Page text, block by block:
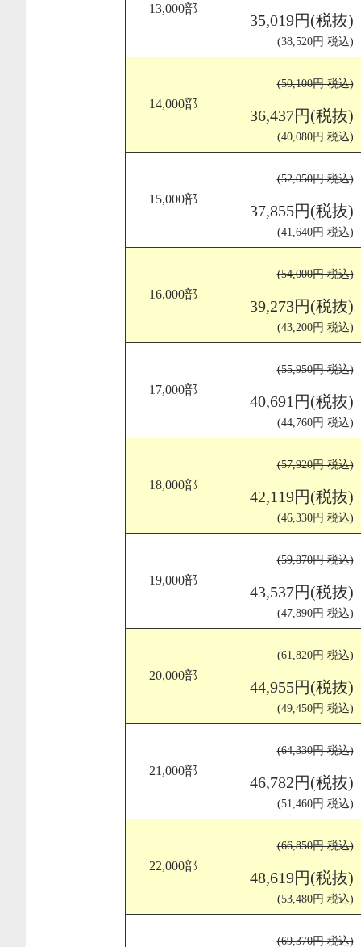
13,000部
35,019円(税抜)
(38,520円 税込)
14,000部
(50,100円 税込)
36,437円(税抜)
(40,080円 税込)
15,000部
(52,050円 税込)
37,855円(税抜)
(41,640円 税込)
16,000部
(54,000円 税込)
39,273円(税抜)
(43,200円 税込)
17,000部
(55,950円 税込)
40,691円(税抜)
(44,760円 税込)
18,000部
(57,920円 税込)
42,119円(税抜)
(46,330円 税込)
19,000部
(59,870円 税込)
43,537円(税抜)
(47,890円 税込)
20,000部
(61,820円 税込)
44,955円(税抜)
(49,450円 税込)
21,000部
(64,330円 税込)
46,782円(税抜)
(51,460円 税込)
22,000部
(66,850円 税込)
48,619円(税抜)
(53,480円 税込)
(69,370円 税込)